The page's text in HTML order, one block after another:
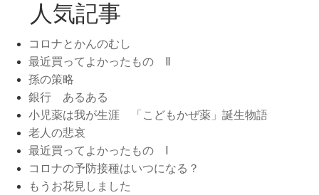
人気記事
コロナとかんのむし
最近買ってよかったもの Ⅱ
孫の策略
銀行 あるある
小児薬は我が生涯 「こどもかぜ薬」誕生物語
老人の悲哀
最近買ってよかったもの Ⅰ
コロナの予防接種はいつになる？
もうお花見しました